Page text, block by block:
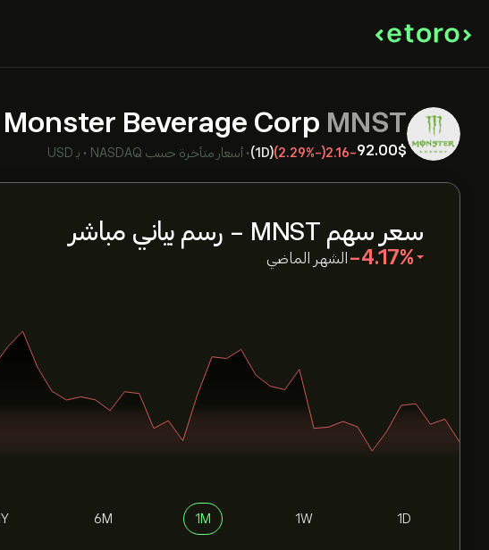
Monster Beverage Corp MNST
92.00‎$‎
-2.16
(-2.29%)
(1D)
• أسعار متأخرة حسب NASDAQ
• بـ USD
سعر سهم MNST - رسم بياني مباشر
‎-4.17‎ الشهر الماضي
1D
1W
1M
6M